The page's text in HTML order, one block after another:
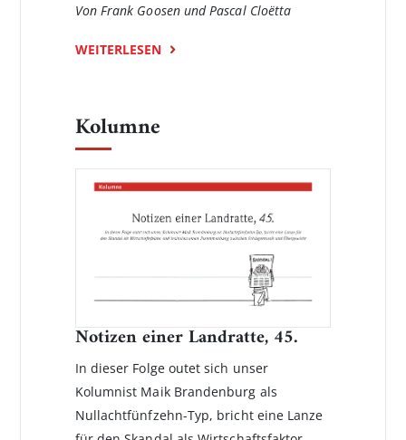
Von Frank Goosen und Pascal Cloëtta
WEITERLESEN
Kolumne
Notizen einer Landratte, 45.
In dieser Folge outet sich unser
Kolumnist Maik Brandenburg als
Nullachtfünfzehn-Typ, bricht eine Lanze